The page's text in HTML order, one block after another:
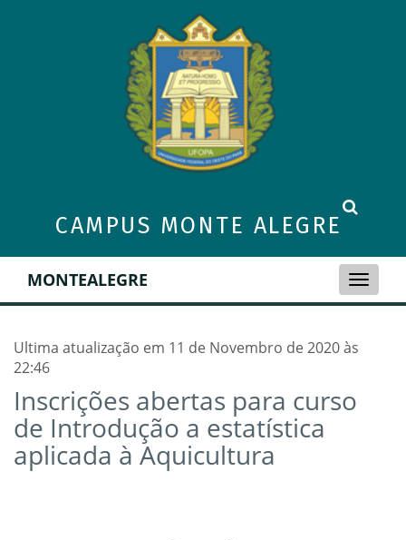
CAMPUS MONTE ALEGRE
Toggle
MONTEALEGRE
Ultima atualização em 11 de Novembro de 2020 às
22:46
Inscrições abertas para curso
de Introdução a estatística
aplicada à Aquicultura